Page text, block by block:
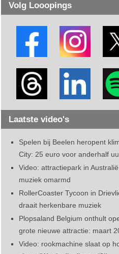
Volg Looopings
Laatste video's
Spelen bij Beelen heropent
City: 25 euro voor anderhalf
Video: attractiepark in
muziek omarmd
RollerCoaster Tycoon in
draait herkenbare muziek
Plopsaland Belgium onthult
grote nieuwe attractie: maart
Video: rookmachine slaat op